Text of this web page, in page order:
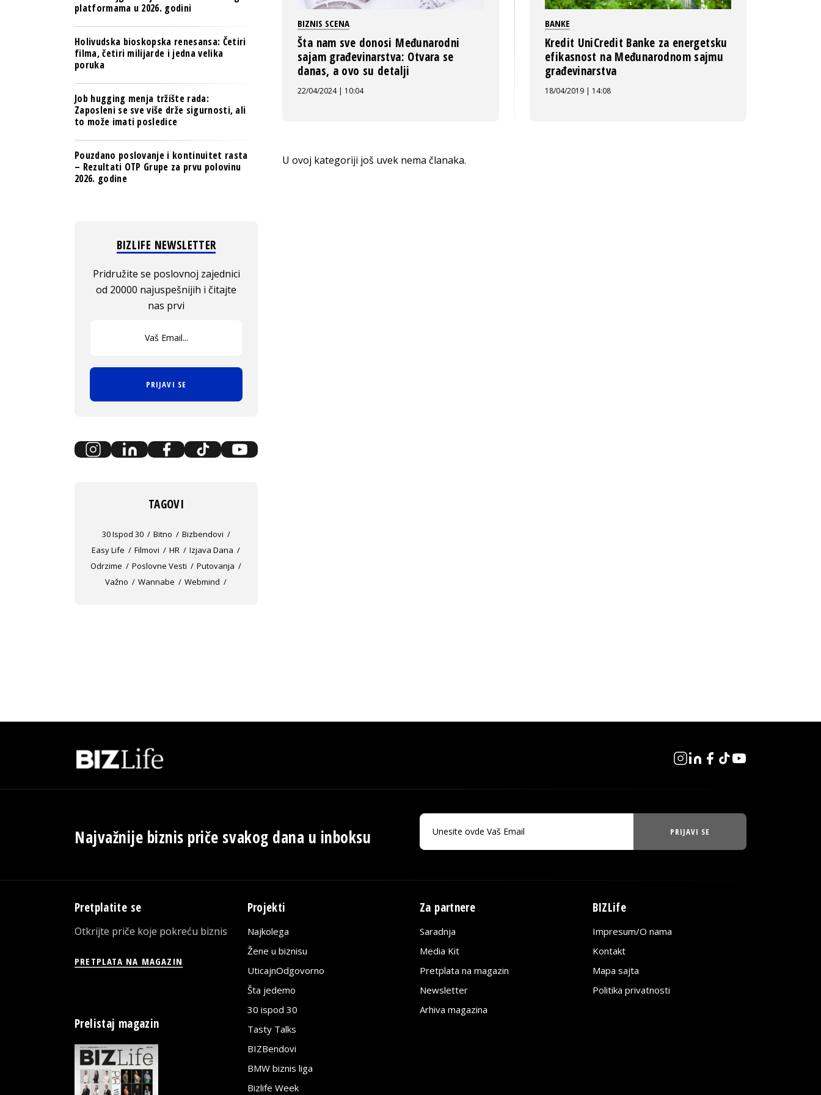
BIZNIS SCENA
Šta nam sve donosi Međunarodni
sajam građevinarstva: Otvara se
danas, a ovo su detalji
22/04/2024 | 10:04
BANKE
Kredit UniCredit Banke za energetsku
efikasnost na Međunarodnom sajmu
građevinarstva
18/04/2019 | 14:08
U ovoj kategoriji još uvek nema članaka.
platformama u 2026. godini
Holivudska bioskopska renesansa: Četiri
filma, četiri milijarde i jedna velika
poruka
Job hugging menja tržište rada:
Zaposleni se sve više drže sigurnosti, ali
to može imati posledice
Pouzdano poslovanje i kontinuitet rasta
– Rezultati OTP Grupe za prvu polovinu
2026. godine
BIZLIFE NEWSLETTER
Pridružite se poslovnoj zajednici
od 20000 najuspešnijih i čitajte
nas prvi
PRIJAVI SE
TAGOVI
30 Ispod 30 Bitno
Bizbendovi
Easy Life
Filmovi HR
Izjava Dana
Odrzime
Poslovne Vesti
Putovanja
Važno
Wannabe Webmind
Najvažnije biznis priče svakog dana u inboksu PRIJAVI SE
Pretplatite se
Otkrijte priče koje pokreću biznis
PRETPLATA NA MAGAZIN
Prelistaj magazin
Projekti
Najkolega
Žene u biznisu
UticajnOdgovorno
Šta jedemo
30 ispod 30
Tasty Talks
BIZBendovi
BMW biznis liga
Bizlife Week
Za partnere
Saradnja
Media Kit
Pretplata na magazin
Newsletter
Arhiva magazina
BIZLife
Impresum/O nama
Kontakt
Mapa sajta
Politika privatnosti